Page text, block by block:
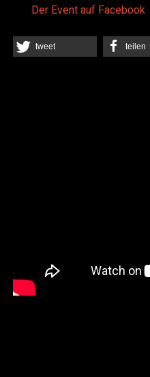
Der Event auf Facebook
tweet teilen